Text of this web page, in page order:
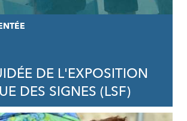
DE L'EXPOSITION
DES SIGNES (LSF)